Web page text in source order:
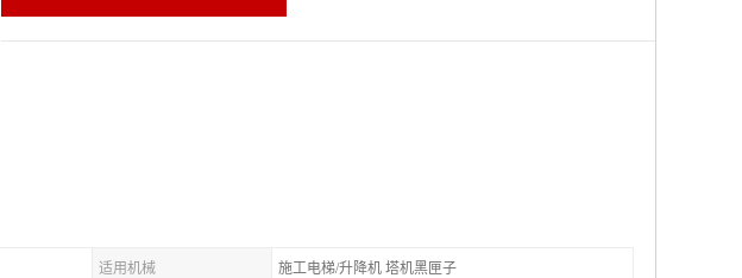
适用机械 施工电梯/升降机 塔机黑匣子